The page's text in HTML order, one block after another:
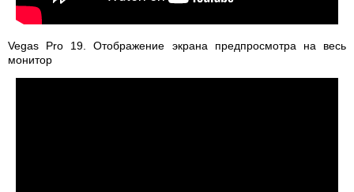
Vegas Pro 19. Отображение экрана предпросмотра на весь
монитор